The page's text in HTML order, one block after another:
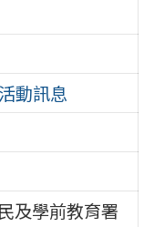
活動訊息
及學前教育署